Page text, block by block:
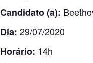
Candidato (a):
Dia: 29/07/2020
Horário: 14h